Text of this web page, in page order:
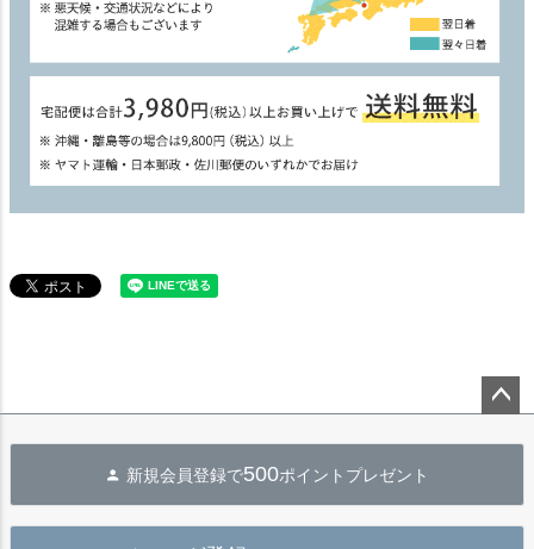
へ
新規会員登録で500ポイントプレゼント